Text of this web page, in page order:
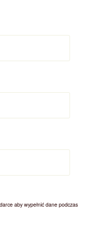
aby wypełnić dane podczas